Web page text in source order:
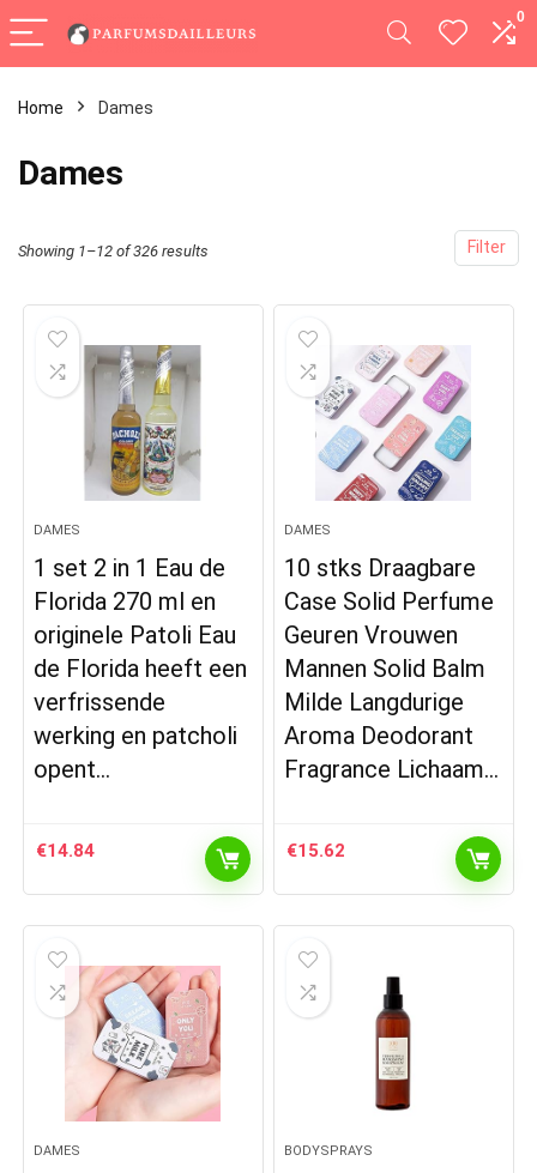
0
Home Dames
Dames
Filter
Showing 1–12 of 326 results
DAMES
1 set 2 in 1 Eau de
Florida 270 ml en
originele Patoli Eau
de Florida heeft een
verfrissende
werking en patcholi
opent…
€14.84
DAMES
10 stks Draagbare
Case Solid Perfume
Geuren Vrouwen
Mannen Solid Balm
Milde Langdurige
Aroma Deodorant
Fragrance Lichaam…
€15.62
DAMES BODYSPRAYS